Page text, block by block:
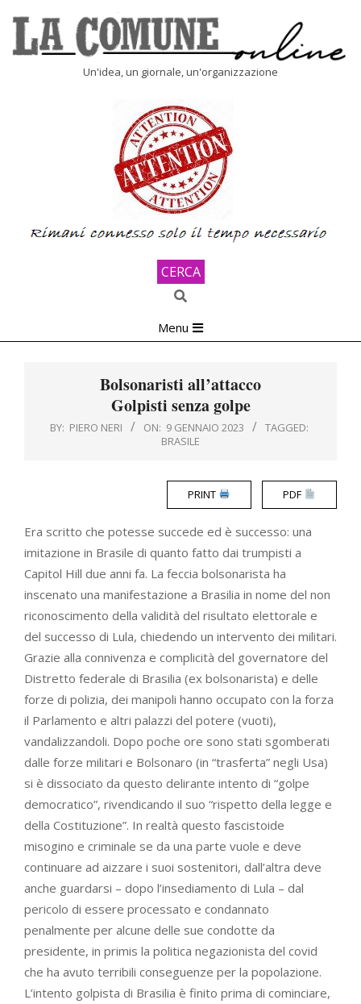
content
Un'idea, un giornale, un'organizzazione
CERCA
Search
Navigation
Menu
Bolsonaristi all’attacco
Golpisti senza golpe
BY: PIERO NERI ON: 9 GENNAIO 2023
TAGGED:
BRASILE
PRINT PDF
Era scritto che potesse succede ed è successo: una
imitazione in Brasile di quanto fatto dai trumpisti a
Capitol Hill due anni fa. La feccia bolsonarista ha
inscenato una manifestazione a Brasilia in nome del non
riconoscimento della validità del risultato elettorale e
del successo di Lula, chiedendo un intervento dei militari.
Grazie alla connivenza e complicità del governatore del
Distretto federale di Brasilia (ex bolsonarista) e delle
forze di polizia, dei manipoli hanno occupato con la forza
il Parlamento e altri palazzi del potere (vuoti),
vandalizzandoli. Dopo poche ore sono stati sgomberati
dalle forze militari e Bolsonaro (in “trasferta” negli Usa)
si è dissociato da questo delirante intento di “golpe
democratico”, rivendicando il suo “rispetto della legge e
della Costituzione”. In realtà questo fascistoide
misogino e criminale se da una parte vuole e deve
continuare ad aizzare i suoi sostenitori, dall’altra deve
anche guardarsi – dopo l’insediamento di Lula – dal
pericolo di essere processato e condannato
penalmente per alcune delle sue condotte da
presidente, in primis la politica negazionista del covid
che ha avuto terribili conseguenze per la popolazione.
L’intento golpista di Brasilia è finito prima di cominciare,